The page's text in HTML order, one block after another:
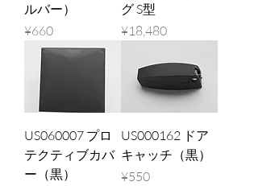
ルバー）
Price
¥660
グ S型
Price
¥18,480
US060007 プロ
テクティブカバ
ー（黒）
US000162 ドア
キャッチ（黒）
Price
¥550